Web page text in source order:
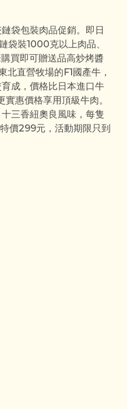
袋包裝肉品促銷。即日
袋裝1000克以上肉品、
買即可贈送品高炒烤醬
北直營牧場的F1國產牛，
成，價格比日本進口牛
惠價格享用頂級牛肉。
三香紐奧良風味，每隻
價299元，活動期限只到